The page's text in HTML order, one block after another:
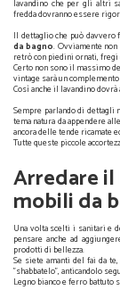
lavandino che per gli altri
fredda dovranno essere
Il dettaglio che può
da bagno. Ovviamente
retrò con piedini ornati, fregi
Certo non sono il massimo
vintage sarà un
Così anche il lavandino
Sempre parlando di dettagli
tema natura da appendere
ancora delle tende ricamate
Tutte queste piccole
Arredare il
mobili da
Una volta scelti i sanitari e
pensare anche ad
prodotti di bellezza.
Se siete amanti del fai da
"shabbatelo", anticandolo
Legno bianco e ferro